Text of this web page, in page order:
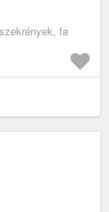
fa